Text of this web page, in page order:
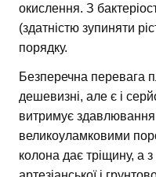
окислення. З
(здатністю зупиняти
порядку.
Безперечна перевага
дешевизні, але є і
витримує здавлювання
великоуламковими
колона дає тріщину, а